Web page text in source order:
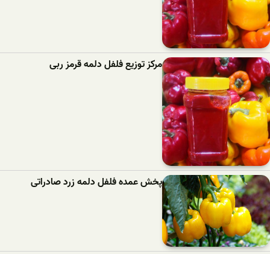
مرکز توزیع فلفل دلمه قرمز ربی
پخش عمده فلفل دلمه زرد صادراتی